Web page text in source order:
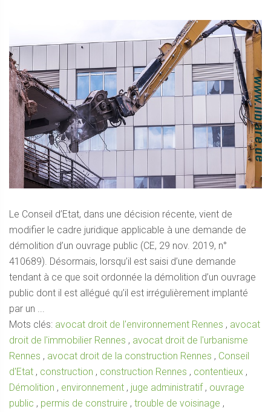
Le Conseil d’Etat, dans une décision récente, vient de
modifier le cadre juridique applicable à une demande de
démolition d’un ouvrage public (CE, 29 nov. 2019, n°
410689). Désormais, lorsqu’il est saisi d’une demande
tendant à ce que soit ordonnée la démolition d’un ouvrage
public dont il est allégué qu’il est irrégulièrement implanté
par un ...
Mots clés: avocat droit de l'environnement Rennes , avocat
droit de l'immobilier Rennes , avocat droit de l'urbanisme
Rennes , avocat droit de la construction Rennes , Conseil
d'Etat , construction , construction Rennes , contentieux ,
Démolition , environnement , juge administratif, ouvrage
public , permis de construire , trouble de voisinage ,